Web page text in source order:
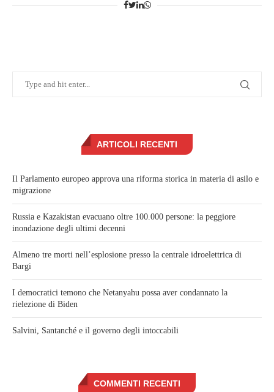
ARTICOLI RECENTI
Il Parlamento europeo approva una riforma storica in materia di asilo e
migrazione
Russia e Kazakistan evacuano oltre 100.000 persone: la peggiore
inondazione degli ultimi decenni
Almeno tre morti nell’esplosione presso la centrale idroelettrica di
Bargi
I democratici temono che Netanyahu possa aver condannato la
rielezione di Biden
Salvini, Santanché e il governo degli intoccabili
COMMENTI RECENTI